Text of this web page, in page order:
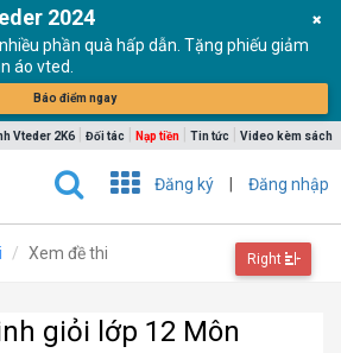
2024
phần quà hấp dẫn. Tặng phiếu giảm
áo vted.
Báo điểm ngay
Vteder 2K6 Đối tác Nạp tiền Tin tức Video kèm sách
Đăng ký Đăng nhập
Xem đề thi Right
giỏi lớp 12 Môn